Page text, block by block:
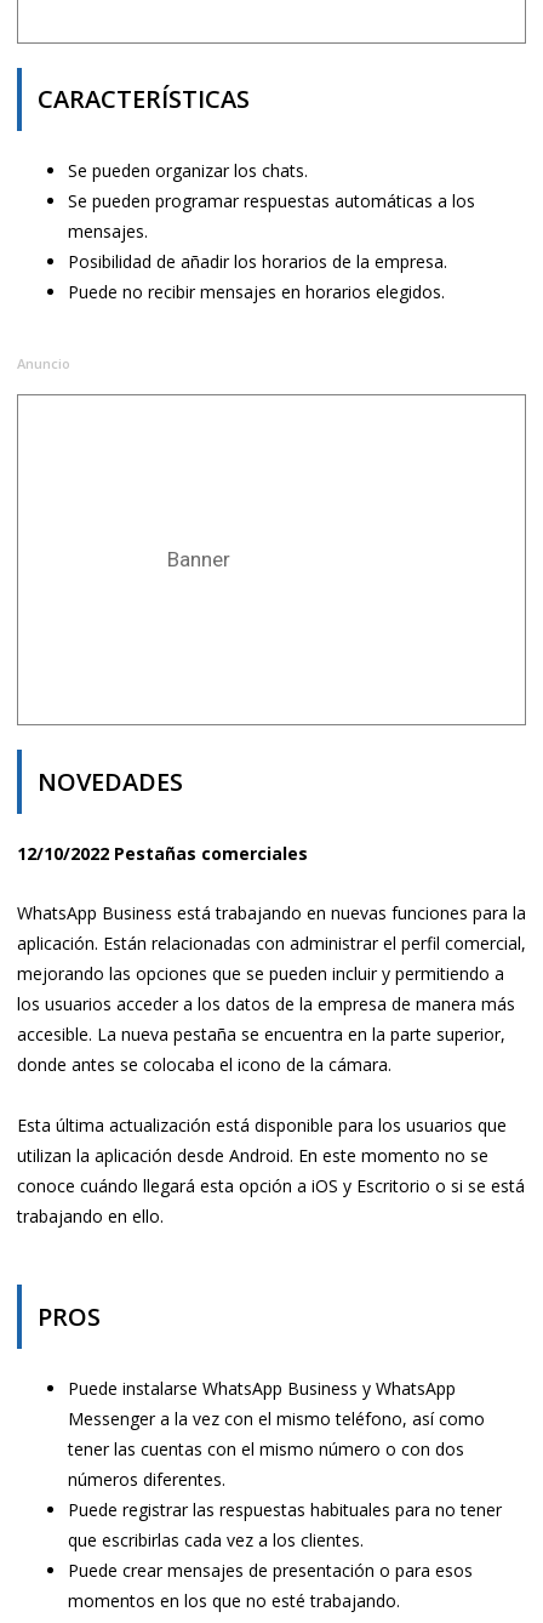
CARACTERÍSTICAS
Se pueden organizar los chats.
Se pueden programar respuestas automáticas a los
mensajes.
Posibilidad de añadir los horarios de la empresa.
Puede no recibir mensajes en horarios elegidos.
Anuncio
Banner
NOVEDADES
12/10/2022 Pestañas comerciales
WhatsApp Business está trabajando en nuevas funciones para la
aplicación. Están relacionadas con administrar el perfil comercial,
mejorando las opciones que se pueden incluir y permitiendo a
los usuarios acceder a los datos de la empresa de manera más
accesible. La nueva pestaña se encuentra en la parte superior,
donde antes se colocaba el icono de la cámara.
Esta última actualización está disponible para los usuarios que
utilizan la aplicación desde Android. En este momento no se
conoce cuándo llegará esta opción a iOS y Escritorio o si se está
trabajando en ello.
PROS
Puede instalarse WhatsApp Business y WhatsApp
Messenger a la vez con el mismo teléfono, así como
tener las cuentas con el mismo número o con dos
números diferentes.
Puede registrar las respuestas habituales para no tener
que escribirlas cada vez a los clientes.
Puede crear mensajes de presentación o para esos
momentos en los que no esté trabajando.